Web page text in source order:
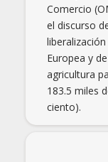
Comercio
el discurso
Europea y
agricultura
183.5 miles
ciento).